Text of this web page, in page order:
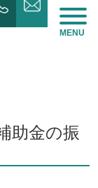
MENU
助金の振